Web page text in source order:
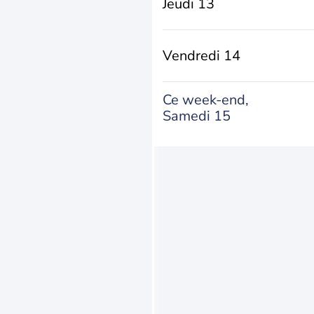
Jeudi 13
Vendredi 14
Ce week-end,
Samedi 15